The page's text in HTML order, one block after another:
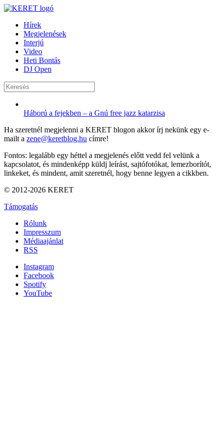
Hírek
Megjelenések
Interjú
Video
Heti Bontás
DJ Open
Háború a fejekben – a Gnú free jazz katarzisa
Ha szeretnél megjelenni a KERET blogon akkor írj nekünk egy e-
mailt a zene@keretblog.hu címre!
Fontos: legalább egy héttel a megjelenés előtt vedd fel velünk a
kapcsolatot, és mindenképp küldj leírást, sajtófotókat, lemezborítót,
linkeket, és mindent, amit szeretnél, hogy benne legyen a cikkben.
© 2012-2026 KERET
Támogatás
Rólunk
Impresszum
Médiaajánlat
RSS
Instagram
Facebook
Spotify
YouTube